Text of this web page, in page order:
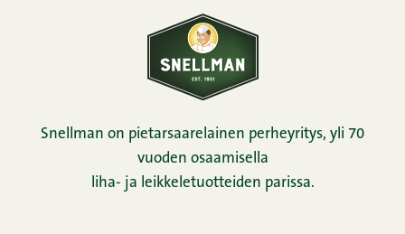
Snellman on pietarsaarelainen perheyritys, yli 70
vuoden osaamisella
liha- ja leikkeletuotteiden parissa.